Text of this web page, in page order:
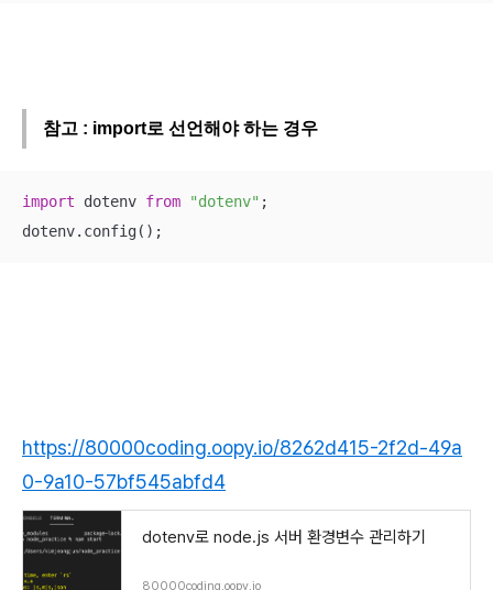
참고 : import로 선언해야 하는 경우
import dotenv from "dotenv" ;
dotenv.config();
https://80000coding.oopy.io/8262d415-2f2d-49a
0-9a10-57bf545abfd4
dotenv로 node.js 서버 환경변수 관리하기
80000coding.oopy.io